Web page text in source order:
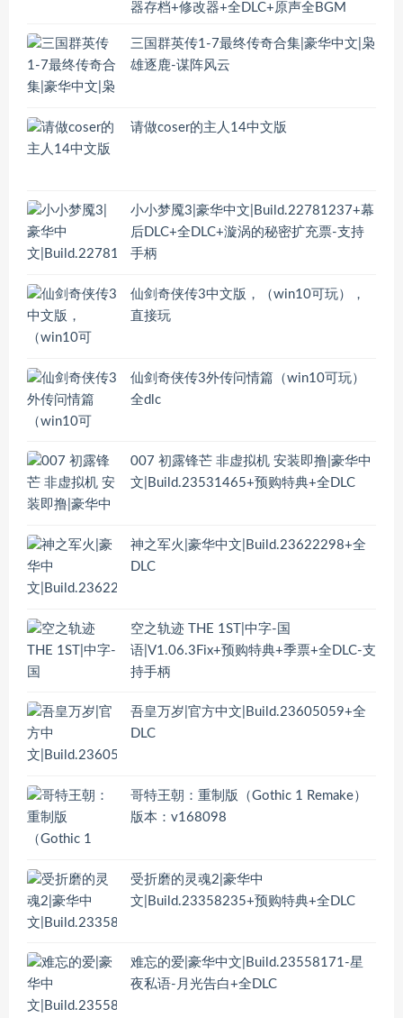
器存档+修改器+全DLC+原声全BGM
三国群英传1-7最终传奇合集|豪华中文|枭
雄逐鹿-谋阵风云
请做coser的主人14中文版
小小梦魇3|豪华中文|Build.22781237+幕
后DLC+全DLC+漩涡的秘密扩充票-支持
手柄
仙剑奇侠传3中文版，（win10可玩），
直接玩
仙剑奇侠传3外传问情篇（win10可玩）
全dlc
007 初露锋芒 非虚拟机 安装即撸|豪华中
文|Build.23531465+预购特典+全DLC
神之军火|豪华中文|Build.23622298+全
DLC
空之轨迹 THE 1ST|中字-国
语|V1.06.3Fix+预购特典+季票+全DLC-支
持手柄
吾皇万岁|官方中文|Build.23605059+全
DLC
哥特王朝：重制版（Gothic 1 Remake）
版本：v168098
受折磨的灵魂2|豪华中
文|Build.23358235+预购特典+全DLC
难忘的爱|豪华中文|Build.23558171-星
夜私语-月光告白+全DLC